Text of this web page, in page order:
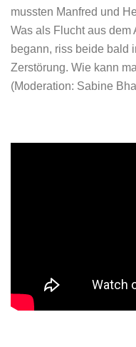
mussten Manfred und
Was als Flucht aus dem
begann, riss beide bald
Zerstörung. Wie kann
(Moderation: Sabine